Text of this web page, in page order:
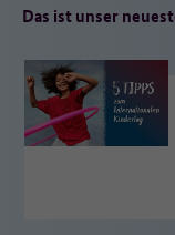
Das ist unser